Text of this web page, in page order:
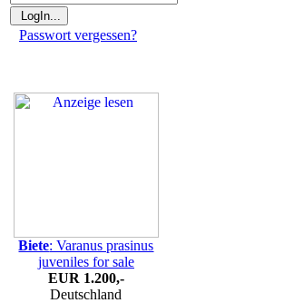
Passwort vergessen?
Biete: Varanus prasinus
juveniles for sale
EUR 1.200,-
Deutschland